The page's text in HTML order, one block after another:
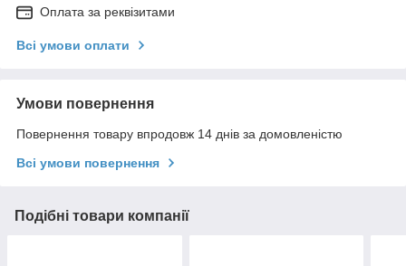
Оплата за реквізитами
Всі умови оплати
Умови повернення
Повернення товару впродовж 14 днів за домовленістю
Всі умови повернення
Подібні товари компанії